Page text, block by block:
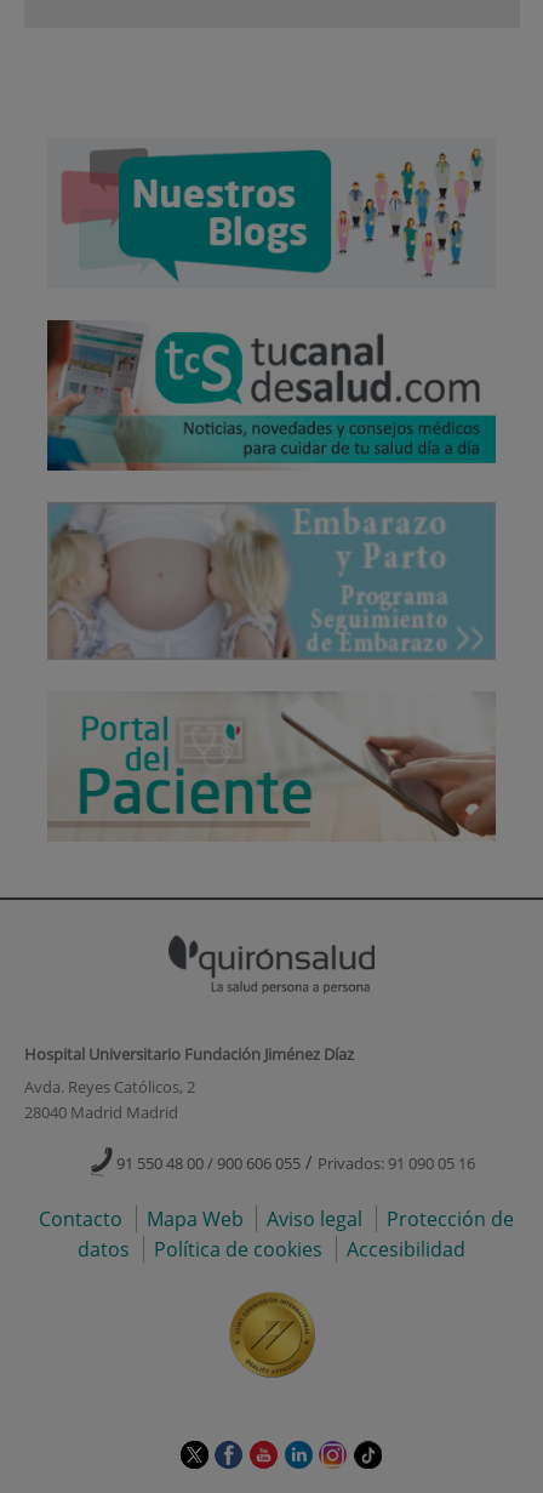
Hospital Universitario Fundación Jiménez Díaz
Avda. Reyes Católicos, 2
28040 Madrid Madrid
91 550 48 00 / 900 606 055 / Privados: 91 090 05 16
Contacto Mapa Web Aviso legal
Protección de
datos
Política de cookies Accesibilidad
EsteEsteEsteEsteEsteEnlace